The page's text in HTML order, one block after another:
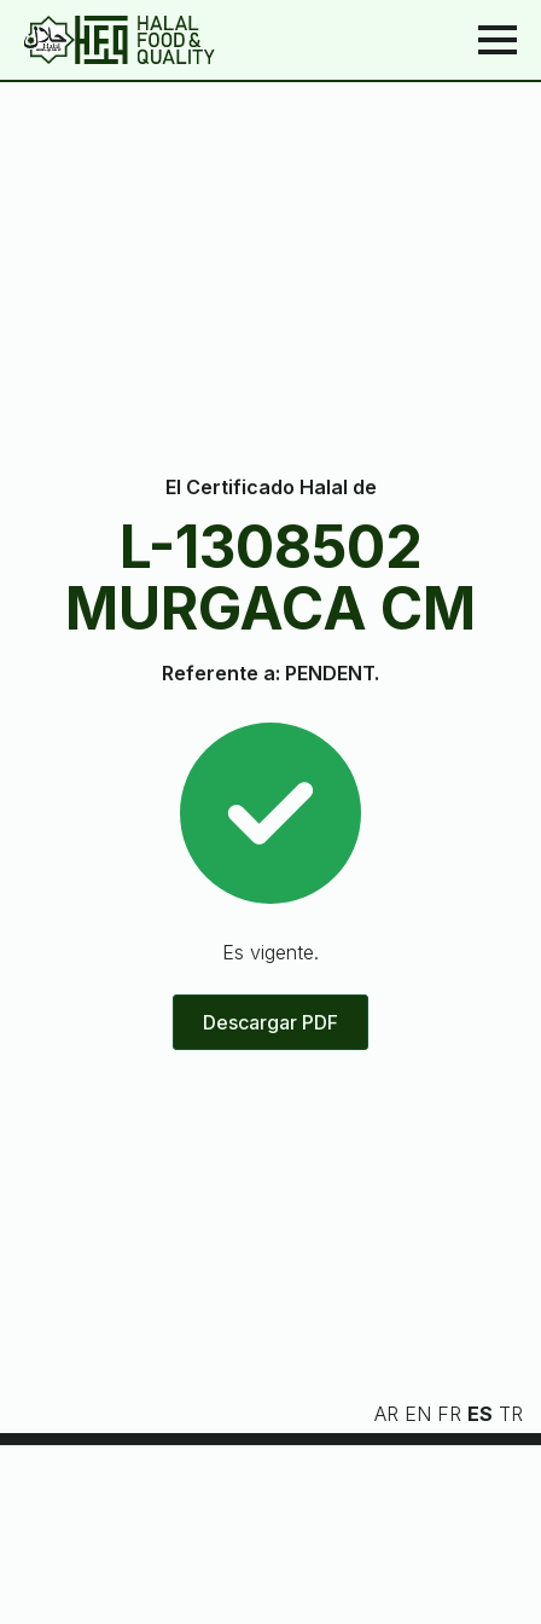
El Certificado Halal de
L-1308502
MURGACA CM
Referente a: PENDENT.
Es vigente.
Descargar PDF
AR EN FR ES TR